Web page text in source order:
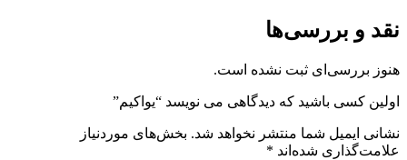
نقد و بررسی‌ها
هنوز بررسی‌ای ثبت نشده است.
اولین کسی باشید که دیدگاهی می نویسد “یواکیم”
نشانی ایمیل شما منتشر نخواهد شد. بخش‌های موردنیاز
علامت‌گذاری شده‌اند *